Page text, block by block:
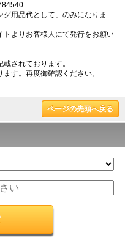
用品代として」のみになりま
よりお客様人にて発行をお願い
されております。
す。再度御確認ください。
ページの先頭へ戻る